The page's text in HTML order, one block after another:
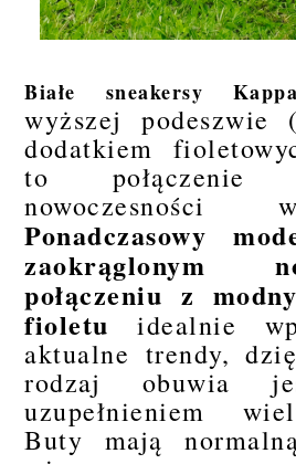
Białe sneakersy
wyższej podeszwie
dodatkiem
to
nowoczesności
Ponadczasowy
zaokrąglonym
połączeniu z
fioletu idealnie
aktualne trendy,
rodzaj obuwia
uzupełnieniem
Buty mają